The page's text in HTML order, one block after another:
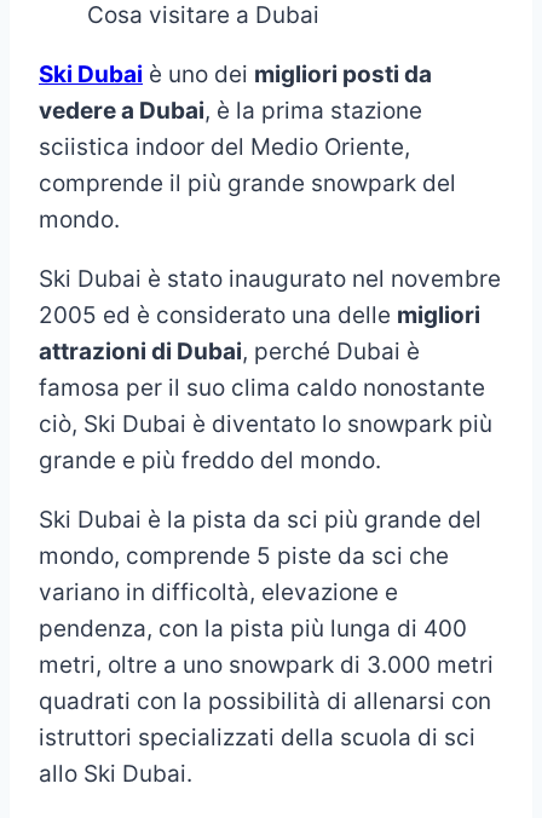
Cosa visitare a Dubai
Ski Dubai è uno dei migliori posti da
vedere a Dubai, è la prima stazione
sciistica indoor del Medio Oriente,
comprende il più grande snowpark del
mondo.
Ski Dubai è stato inaugurato nel novembre
2005 ed è considerato una delle migliori
attrazioni di Dubai, perché Dubai è
famosa per il suo clima caldo nonostante
ciò, Ski Dubai è diventato lo snowpark più
grande e più freddo del mondo.
Ski Dubai è la pista da sci più grande del
mondo, comprende 5 piste da sci che
variano in difficoltà, elevazione e
pendenza, con la pista più lunga di 400
metri, oltre a uno snowpark di 3.000 metri
quadrati con la possibilità di allenarsi con
istruttori specializzati della scuola di sci
allo Ski Dubai.